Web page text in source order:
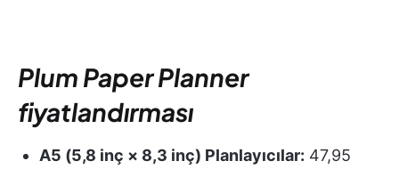
Plum Paper Planner
fiyatlandırması
A5 (5,8 inç × 8,3 inç) Planlayıcılar: 47,95